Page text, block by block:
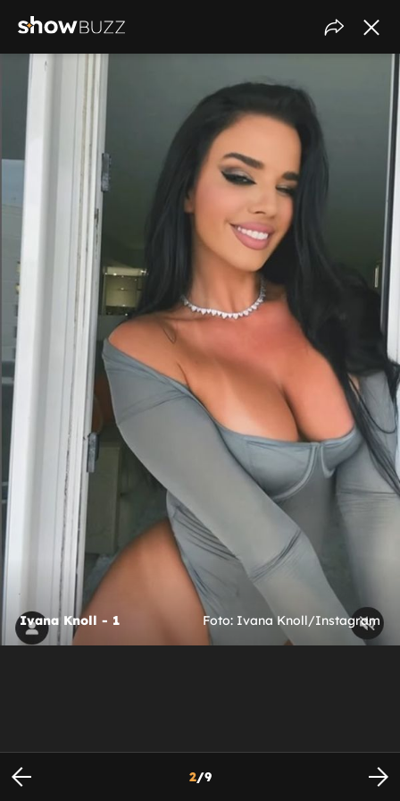
Ivana Knoll - 1 Foto: Ivana Knoll/Instagram
2/9